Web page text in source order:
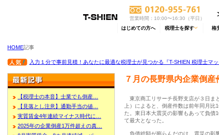
営業時間：10:00〜16:30（平日）
はじめての方へ 税理士を探す 格
HOME記事
入力１分で事前見積！あなたに最適な税理士が見つかる『T-SHIEN 税理士マ
【税理士の本音】士業でも倒産…
【見落とし注意】通勤手当の値…
実質賃金4年連続マイナス時代に…
2025年の企業倒産1万件超えの真…
７月の長野県内企業倒
東京商工リサーチ長野支店が３日ま
上）によると、倒産件数は前年同月
た。東日本大震災の影響もあって負債
て最大となった。
負債総額が膨らんだのは、震災の影